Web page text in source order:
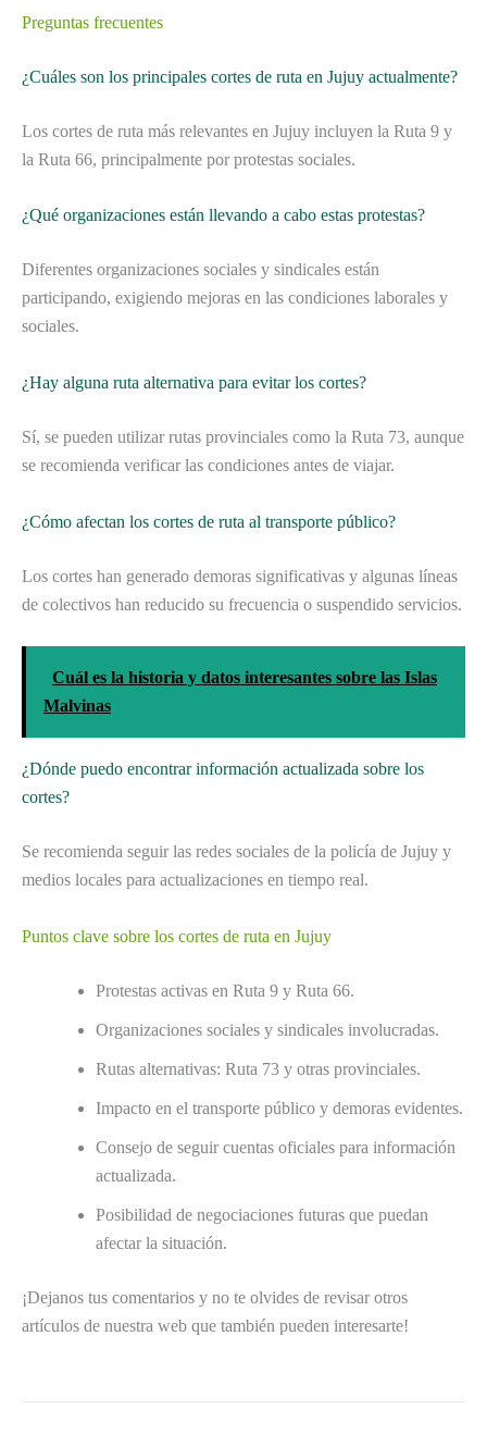
Preguntas frecuentes
¿Cuáles son los principales cortes de ruta en Jujuy actualmente?
Los cortes de ruta más relevantes en Jujuy incluyen la Ruta 9 y
la Ruta 66, principalmente por protestas sociales.
¿Qué organizaciones están llevando a cabo estas protestas?
Diferentes organizaciones sociales y sindicales están
participando, exigiendo mejoras en las condiciones laborales y
sociales.
¿Hay alguna ruta alternativa para evitar los cortes?
Sí, se pueden utilizar rutas provinciales como la Ruta 73, aunque
se recomienda verificar las condiciones antes de viajar.
¿Cómo afectan los cortes de ruta al transporte público?
Los cortes han generado demoras significativas y algunas líneas
de colectivos han reducido su frecuencia o suspendido servicios.
Cuál es la historia y datos interesantes sobre las Islas
Malvinas
¿Dónde puedo encontrar información actualizada sobre los
cortes?
Se recomienda seguir las redes sociales de la policía de Jujuy y
medios locales para actualizaciones en tiempo real.
Puntos clave sobre los cortes de ruta en Jujuy
Protestas activas en Ruta 9 y Ruta 66.
Organizaciones sociales y sindicales involucradas.
Rutas alternativas: Ruta 73 y otras provinciales.
Impacto en el transporte público y demoras evidentes.
Consejo de seguir cuentas oficiales para información
actualizada.
Posibilidad de negociaciones futuras que puedan
afectar la situación.
¡Dejanos tus comentarios y no te olvides de revisar otros
artículos de nuestra web que también pueden interesarte!